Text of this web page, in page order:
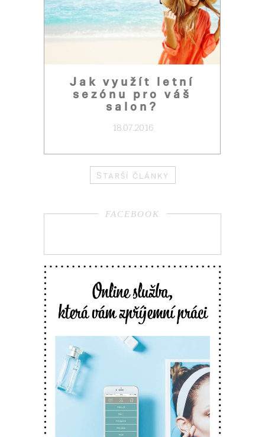
Jak využít letní
sezónu pro váš
salon?
18.07.2016
Starší články
FACEBOOK